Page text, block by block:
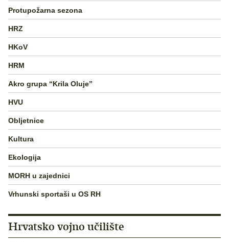
Protupožarna sezona
HRZ
HKoV
HRM
Akro grupa “Krila Oluje”
HVU
Obljetnice
Kultura
Ekologija
MORH u zajednici
Vrhunski sportaši u OS RH
Hrvatsko vojno učilište